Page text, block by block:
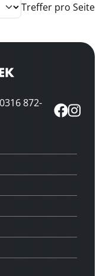
Treffer pro Seite
872-